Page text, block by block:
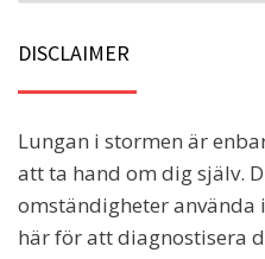
DISCLAIMER
Lungan i stormen är
att ta hand om dig själv.
omständigheter
här för att diagnostisera